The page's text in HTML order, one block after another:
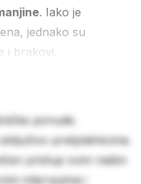
. Iako je
jednako su
i brakovi.
ponude.
pretplatnicima.
pristup svim našim
intervjuima i